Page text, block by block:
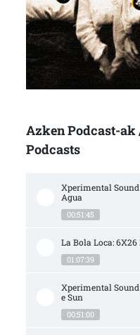
Azken Podcast-
Podcasts
Xperimental Sound
Agua
00:51:45
La Bola Loca:
01:07:39
Xperimental Sound
e Sun
00:51:00